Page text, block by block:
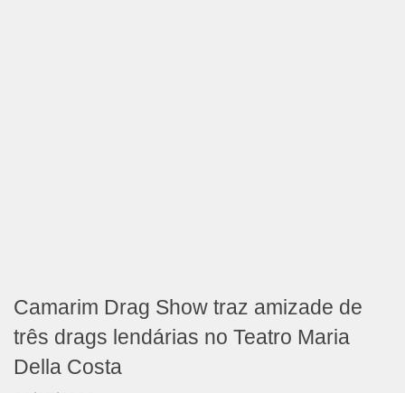
Camarim Drag Show traz amizade de
três drags lendárias no Teatro Maria
Della Costa